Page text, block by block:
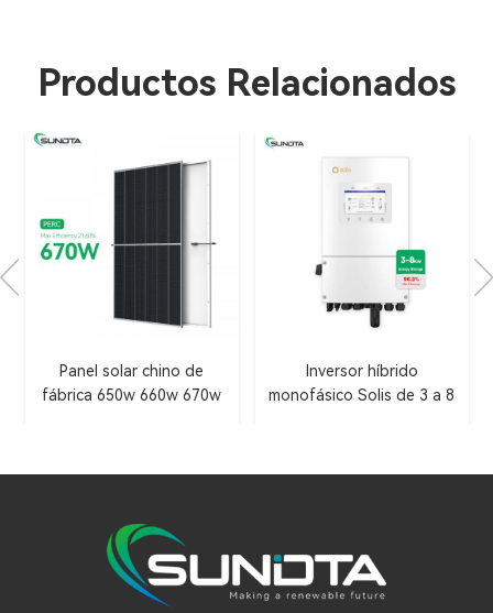
Productos Relacionados
Panel solar chino de
fábrica 650w 660w 670w
Inversor híbrido
monofásico Solis de 3 a 8